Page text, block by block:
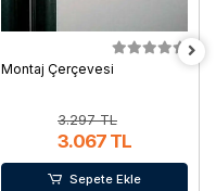
Montaj Çerçevesi
3.297 TL
3.067 TL
Sepete Ekle